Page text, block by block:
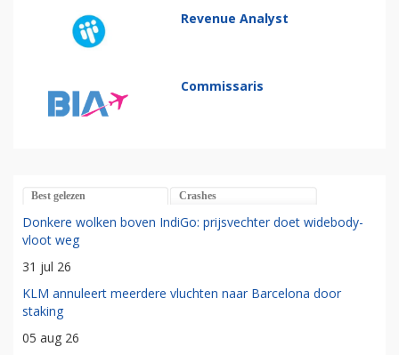
Revenue Analyst
Commissaris
Best gelezen Crashes
Donkere wolken boven IndiGo: prijsvechter doet widebody-
vloot weg
31 jul 26
KLM annuleert meerdere vluchten naar Barcelona door
staking
05 aug 26